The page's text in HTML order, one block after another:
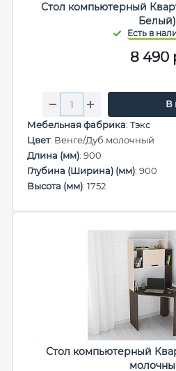
Стол компьютерный
Белый)
8 490
В
Мебельная фабрика: Тэкс
Цвет: Венге/Дуб молочный
Длина (мм): 900
Глубина (Ширина) (мм): 900
Высота (мм): 1752
Стол компьютерный